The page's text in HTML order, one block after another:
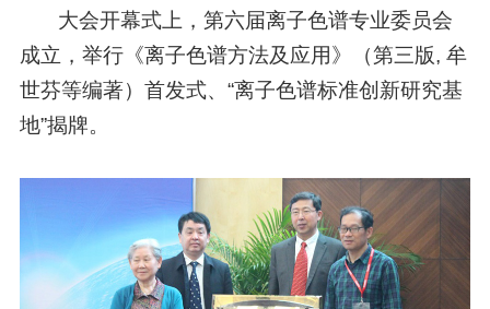
大会开幕式上，第六届离子色谱专业委员会
成立，举行《离子色谱方法及应用》（第三版, 牟
世芬等编著）首发式、“离子色谱标准创新研究基
地”揭牌。